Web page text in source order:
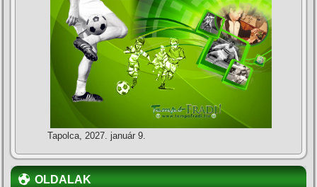
Tapolca, 2027. január 9.
OLDALAK